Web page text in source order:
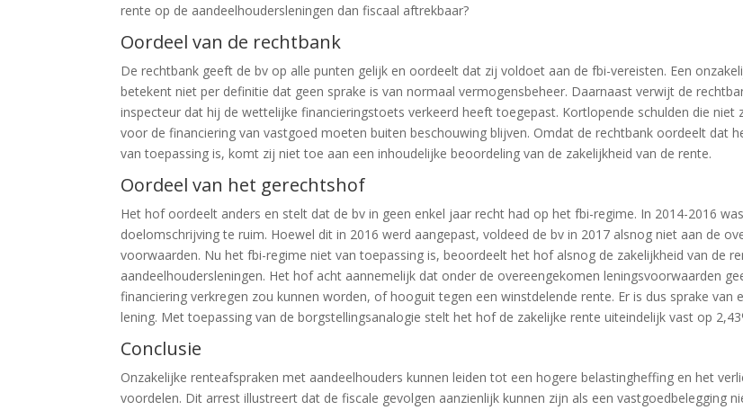
rente op de aandeelhoudersleningen dan fiscaal aftrekbaar?
Oordeel van de rechtbank
De rechtbank geeft de bv op alle punten gelijk en oordeelt dat zij voldoet aan de fbi-vereisten. Een
betekent niet per definitie dat geen sprake is van normaal vermogensbeheer. Daarnaast verwijt de
inspecteur dat hij de wettelijke financieringstoets verkeerd heeft toegepast. Kortlopende schulden die niet
voor de financiering van vastgoed moeten buiten beschouwing blijven. Omdat de rechtbank oordeelt dat
van toepassing is, komt zij niet toe aan een inhoudelijke beoordeling van de zakelijkheid van de rente.
Oordeel van het gerechtshof
Het hof oordeelt anders en stelt dat de bv in geen enkel jaar recht had op het fbi-regime. In 2014-2016
doelomschrijving te ruim. Hoewel dit in 2016 werd aangepast, voldeed de bv in 2017 alsnog niet aan de
voorwaarden. Nu het fbi-regime niet van toepassing is, beoordeelt het hof alsnog de zakelijkheid van de
aandeelhoudersleningen. Het hof acht aannemelijk dat onder de overeengekomen leningsvoorwaarden
financiering verkregen zou kunnen worden, of hooguit tegen een winstdelende rente. Er is dus sprake van
lening. Met toepassing van de borgstellingsanalogie stelt het hof de zakelijke rente uiteindelijk vast op
Conclusie
Onzakelijke renteafspraken met aandeelhouders kunnen leiden tot een hogere belastingheffing en het
voordelen. Dit arrest illustreert dat de fiscale gevolgen aanzienlijk kunnen zijn als een vastgoedbelegging